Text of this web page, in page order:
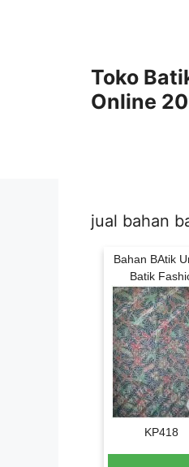
Toko
Online
jual bahan
Bahan BAtik
Batik
KP418